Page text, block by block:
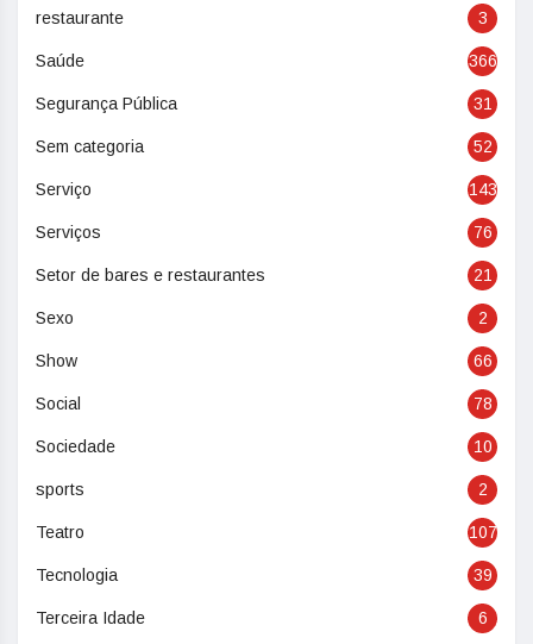
restaurante 3
Saúde 366
Segurança Pública 31
Sem categoria 52
Serviço 143
Serviços 76
Setor de bares e restaurantes 21
Sexo 2
Show 66
Social 78
Sociedade 10
sports 2
Teatro 107
Tecnologia 39
Terceira Idade 6